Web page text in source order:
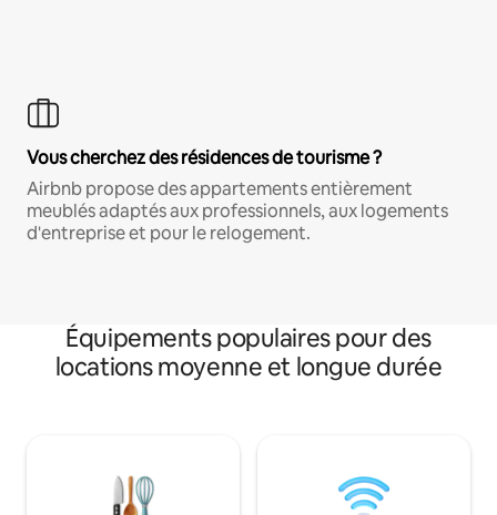
Vous cherchez des résidences de tourisme ?
Airbnb propose des appartements entièrement
meublés adaptés aux professionnels, aux logements
d'entreprise et pour le relogement.
Équipements populaires pour des
locations moyenne et longue durée